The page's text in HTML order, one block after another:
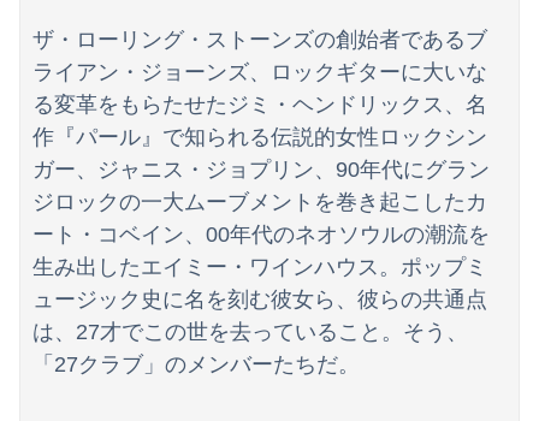
義両親「空き家になるし住んでいいよ」私たち「じゃあお言葉に甘えて…」→引っ越した途端、予想外の出来事が待っていて…
【朗報】むちむち女子バレー選手さん、脱いでしまう💕
ザ・ローリング・ストーンズの創始者であるブ
ライアン・ジョーンズ、ロックギターに大いな
る変革をもらたせたジミ・ヘンドリックス、名
作『パール』で知られる伝説的女性ロックシン
ガー、ジャニス・ジョプリン、90年代にグラン
ジロックの一大ムーブメントを巻き起こしたカ
ート・コベイン、00年代のネオソウルの潮流を
生み出したエイミー・ワインハウス。ポップミ
ュージック史に名を刻む彼女ら、彼らの共通点
は、27才でこの世を去っていること。そう、
「27クラブ」のメンバーたちだ。